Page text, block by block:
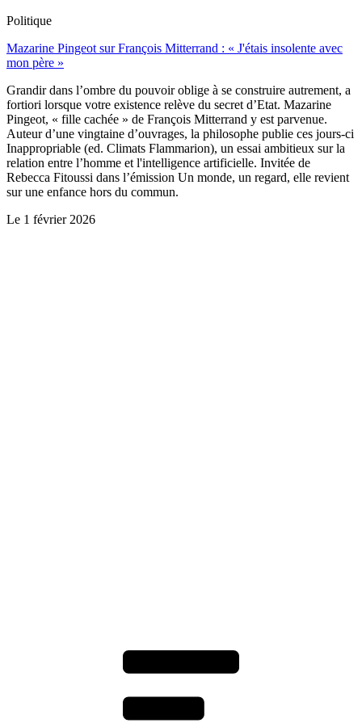
Politique
Mazarine Pingeot sur François Mitterrand : « J'étais insolente avec
mon père »
Grandir dans l’ombre du pouvoir oblige à se construire autrement, a
fortiori lorsque votre existence relève du secret d’Etat. Mazarine
Pingeot, « fille cachée » de François Mitterrand y est parvenue.
Auteur d’une vingtaine d’ouvrages, la philosophe publie ces jours-ci
Inappropriable (ed. Climats Flammarion), un essai ambitieux sur la
relation entre l’homme et l'intelligence artificielle. Invitée de
Rebecca Fitoussi dans l’émission Un monde, un regard, elle revient
sur une enfance hors du commun.
Le 1 février 2026